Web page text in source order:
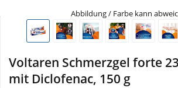
Natur & Homöopathie
Sanitätshaus
Abbildung / Farbe kann
Voltaren Schmerzgel forte
mit Diclofenac, 150 g